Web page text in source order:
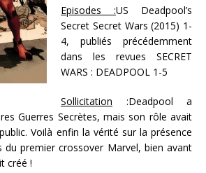
Episodes :US Deadpool’s
Secret Secret Wars (2015) 1-
4, publiés précédemment
dans les revues SECRET
WARS : DEADPOOL 1-5
Sollicitation :Deadpool a
Guerres Secrètes, mais son rôle avait
Voilà enfin la vérité sur la présence
du premier crossover Marvel, bien avant
créé !